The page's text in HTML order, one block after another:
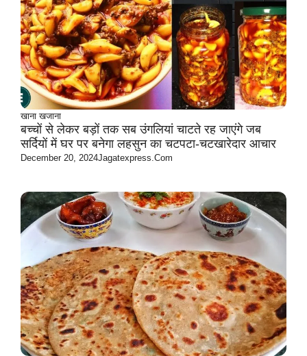
खाना खजाना
बच्चों से लेकर बड़ों तक सब उंगलियां चाटते रह जाएंगे जब
सर्दियों में घर पर बनेगा लहसुन का चटपटा-चटखारेदार आचार
December 20, 2024Jagatexpress.com